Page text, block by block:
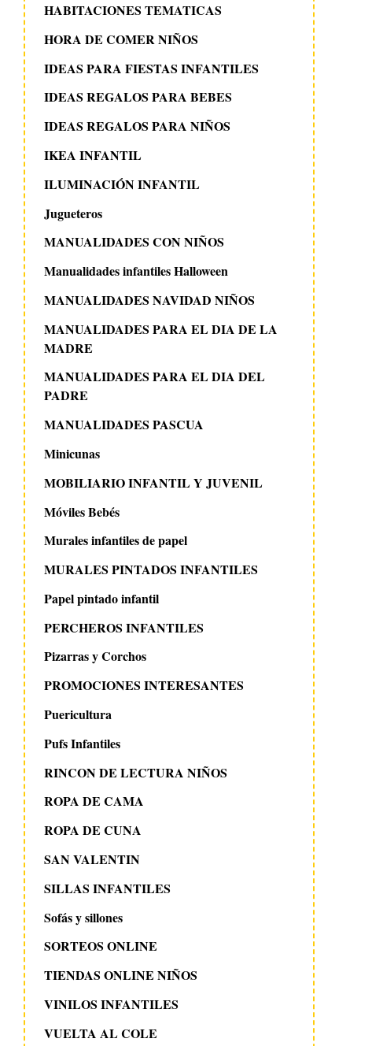
17 febrero 2015
Inspiración: árbol en la
habitación infantil
7 enero 2011
Le petit
vinilos infantiles
HABITACIONES TEMATICAS
HORA DE COMER NIÑOS
IDEAS PARA FIESTAS INFANTILES
IDEAS REGALOS PARA BEBES
IDEAS REGALOS PARA NIÑOS
IKEA INFANTIL
ILUMINACIÓN INFANTIL
Jugueteros
MANUALIDADES CON NIÑOS
Manualidades infantiles Halloween
MANUALIDADES NAVIDAD NIÑOS
MANUALIDADES PARA EL DIA DE LA
MADRE
MANUALIDADES PARA EL DIA DEL
PADRE
MANUALIDADES PASCUA
Minicunas
MOBILIARIO INFANTIL Y JUVENIL
Móviles Bebés
Murales infantiles de papel
MURALES PINTADOS INFANTILES
Papel pintado infantil
PERCHEROS INFANTILES
Pizarras y Corchos
PROMOCIONES INTERESANTES
Puericultura
Pufs Infantiles
RINCON DE LECTURA NIÑOS
ROPA DE CAMA
ROPA DE CUNA
SAN VALENTIN
SILLAS INFANTILES
Sofás y sillones
SORTEOS ONLINE
TIENDAS ONLINE NIÑOS
VINILOS INFANTILES
VUELTA AL COLE